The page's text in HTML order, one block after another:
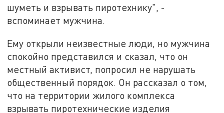
шуметь и взрывать пиротехнику", -
вспоминает мужчина.
Ему открыли неизвестные люди, но мужчина
спокойно представился и сказал, что он
местный активист, попросил не нарушать
общественный порядок. Он рассказал о том,
что на территории жилого комплекса
взрывать пиротехнические изделия